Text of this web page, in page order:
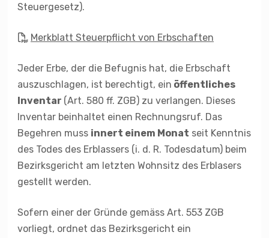
Steuergesetz).
Merkblatt Steuerpflicht von Erbschaften
Jeder Erbe, der die Befugnis hat, die Erbschaft
auszuschlagen, ist berechtigt, ein öffentliches
Inventar (Art. 580 ff. ZGB) zu verlangen. Dieses
Inventar beinhaltet einen Rechnungsruf. Das
Begehren muss innert einem Monat seit Kenntnis
des Todes des Erblassers (i. d. R. Todesdatum) beim
Bezirksgericht am letzten Wohnsitz des Erblasers
gestellt werden.
Sofern einer der Gründe gemäss Art. 553 ZGB
vorliegt, ordnet das Bezirksgericht ein